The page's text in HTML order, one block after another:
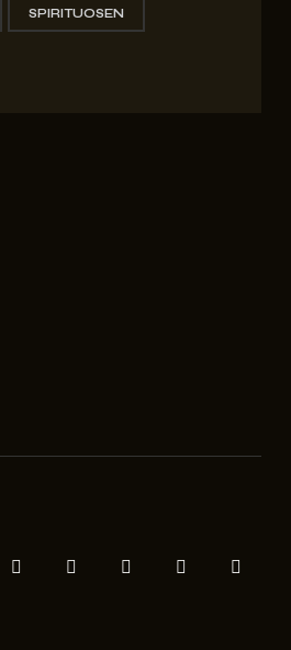
SPIRITUOSEN